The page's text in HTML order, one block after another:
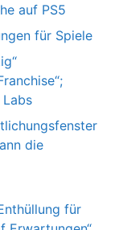
auf PS5
für Spiele
die
für